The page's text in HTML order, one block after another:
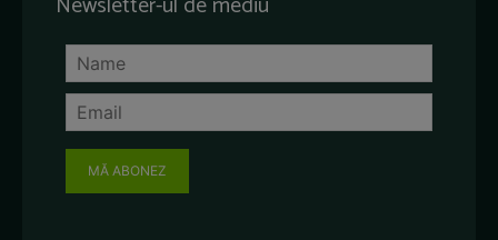
MĂ ABONEZ